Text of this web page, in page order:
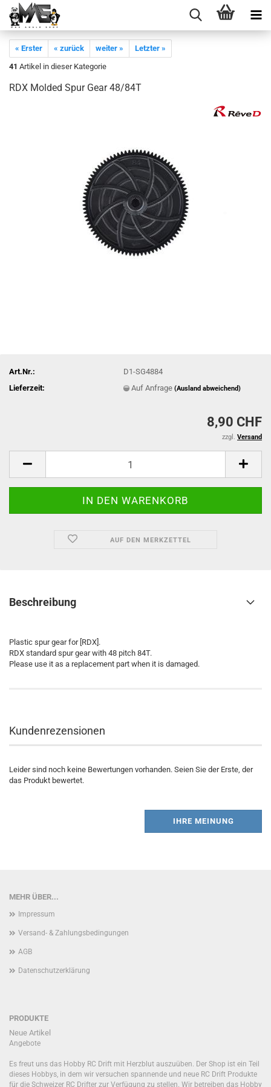
« Erster « zurück weiter »
Letzter »
41 Artikel in dieser Kategorie
RDX Molded Spur Gear 48/84T
Art.Nr.:
D1-SG4884
Lieferzeit:
Auf Anfrage(Ausland abweichend)
8,90 CHF
zzgl. Versand
AUF DEN MERKZETTEL
Beschreibung
Plastic spur gear for [RDX].
RDX standard spur gear with 48 pitch 84T.
Please use it as a replacement part when it is damaged.
Kundenrezensionen
Leider sind noch keine Bewertungen vorhanden. Seien Sie der Erste, der
das Produkt bewertet.
IHRE MEINUNG
MEHR ÜBER...
Impressum
Versand- & Zahlungsbedingungen
AGB
Datenschutzerklärung
PRODUKTE
Neue Artikel
Angebote
Es freut uns das Hobby RC Drift mit Herzblut auszuüben. Der Shop ist ein Teil
dieses Hobbys, in dem wir versuchen spannende und neue RC Drift Produkte
für die Schweizer RC Drifter zur Verfügung zu stellen. Wir betreiben das Hobby